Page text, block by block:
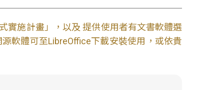
實施計畫」，以及 提供使用者有文書軟體選
軟體可至LibreOffice下載安裝使用，或依貴